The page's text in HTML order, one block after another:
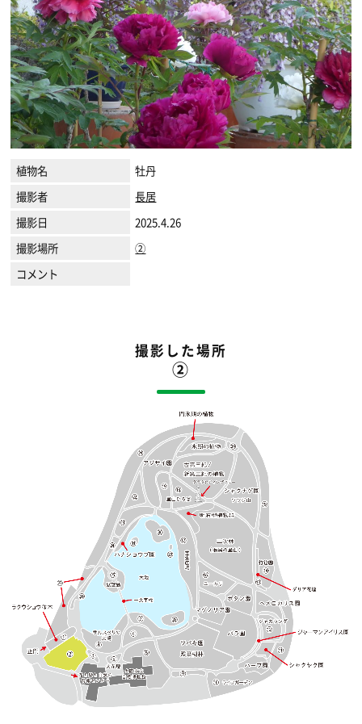
植物名
牡丹
撮影者
長居
撮影日
2025.4.26
撮影場所
②
コメント
撮影した場所
②